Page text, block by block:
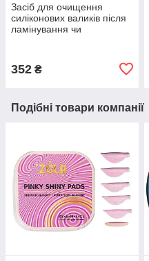
Засіб для очищення
силіконових валиків після
ламінування чи
352 ₴
Подібні товари компанії